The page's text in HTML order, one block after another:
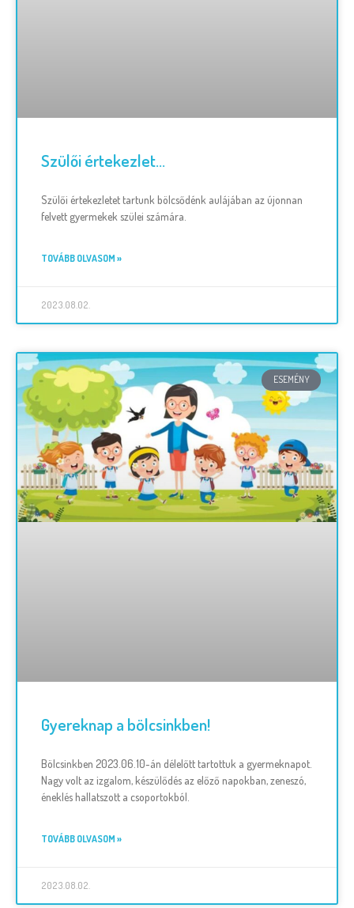
Szülői értekezlet…
Szülői értekezletet tartunk bölcsődénk aulájában az újonnan
felvett gyermekek szülei számára.
TOVÁBB OLVASOM »
2023.08.02.
ESEMÉNY
Gyereknap a bölcsinkben!
Bölcsinkben 2023.06.10-án délelőtt tartottuk a gyermeknapot.
Nagy volt az izgalom, készülődés az előző napokban, zeneszó,
éneklés hallatszott a csoportokból.
TOVÁBB OLVASOM »
2023.08.02.